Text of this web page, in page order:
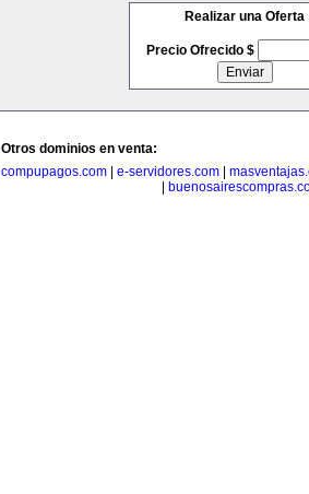
Realizar una Oferta
Precio Ofrecido $
Otros dominios en venta:
compupagos.com
e-servidores.com